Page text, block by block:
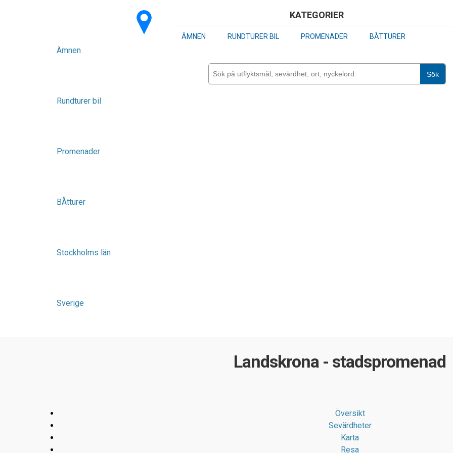
to
main
Ämnen
Rundturer bil
Promenader
BÅtturer
Stockholms län
Sverige
KATEGORIER
ÄMNEN RUNDTURER BIL PROMENADER BÅTTURER
Sök
Landskrona - stadspromenad
Översikt
Sevärdheter
Karta
Resa